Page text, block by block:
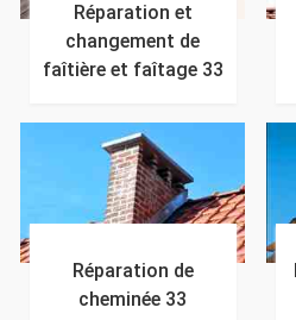
Réparation et
changement de
faîtière et faîtage 33
Réparation de
cheminée 33